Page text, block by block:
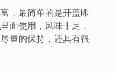
，最简单的是开盖即
里面使用，风味十足，
量的保持，还具有很